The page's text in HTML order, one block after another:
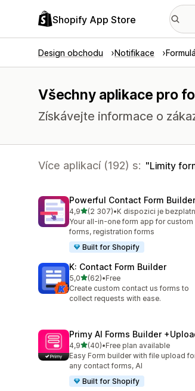
Shopify App Store
Design obchodu Notifikace
Všechny aplikace pro
Získávejte informace o
Více aplikací (192) s: Limity
Powerful Contact Form Builder
4,9z 5 hvězd
(2 307)
Celkový počet recenzí: 2307
•
Your all-in-one form app for custom
forms, registration forms
Built for Shopify
K: Contact Form Builder
5,0z 5 hvězd
(62)
Celkový počet recenzí: 62
•Free
Create custom contact us forms to
collect requests with ease.
Primy AI Forms Builder
4,9z 5 hvězd
(40)
Celkový počet recenzí: 40
•Free plan available
Easy Form builder with file upload
any contact forms, AI
Built for Shopify